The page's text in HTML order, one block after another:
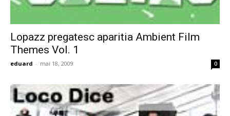
Lopazz pregatesc aparitia Ambient Film
Themes Vol. 1
eduard - mai 18, 2009 0